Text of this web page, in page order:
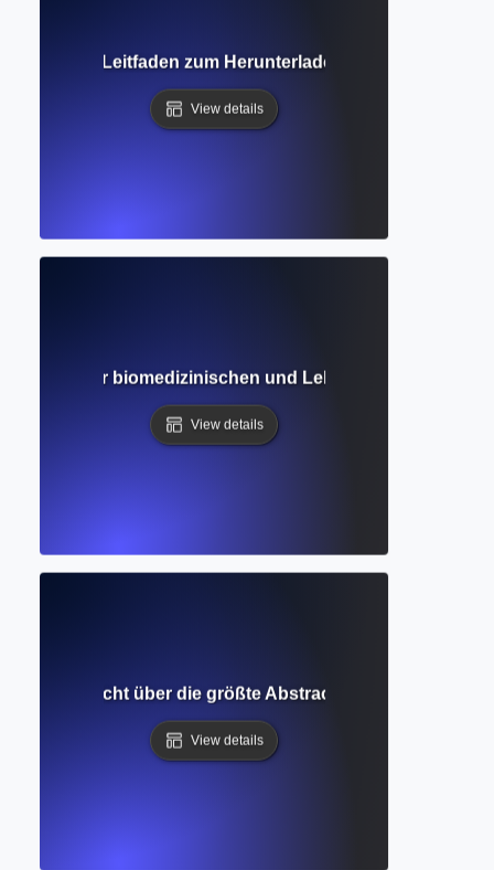
Leitfaden zum Herunterladen und Lesen
View details
zur biomedizinischen und
View details
Übersicht über die größte Abstract- und
View details